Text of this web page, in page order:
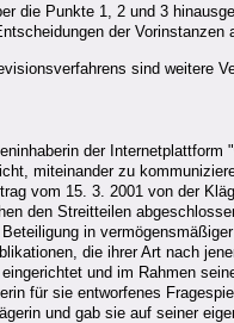
die Punkte 1, 2 und 3
der
sind weitere
der
miteinander zu
vom 15. 3. 2001 von der
den Streitteilen
Beteiligung in
die ihrer Art nach
und im Rahmen
für sie entworfenes
und gab sie auf seiner